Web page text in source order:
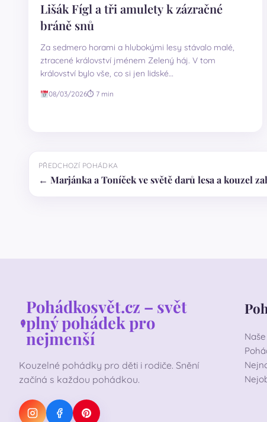
Lišák Fígl a tři amulety k zázračné
bráně snů
Za sedmero horami a hlubokými lesy stávalo malé,
ztracené království jménem Zelený háj. V tom
království bylo vše, co si jen lidské…
08/03/2026⏱ 7 min
PŘEDCHOZÍ POHÁDKA
← Marjánka a Toníček ve světě darů lesa a kouzel
Pohádkosvět.cz – svět
plný pohádek pro
nejmenší
Kouzelné pohádky pro děti i rodiče. Snění
začíná s každou pohádkou.